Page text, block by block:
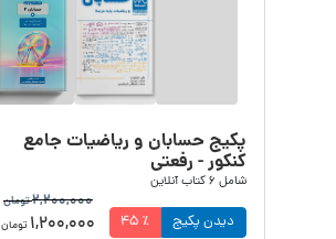
پکیج حسابان و ریاضیات جامع
کنکور - رفعتی
شامل 6کتاب آنلاین
45 ٪ دیدن پکیج
2,200,000تومان
1,200,000 تومان